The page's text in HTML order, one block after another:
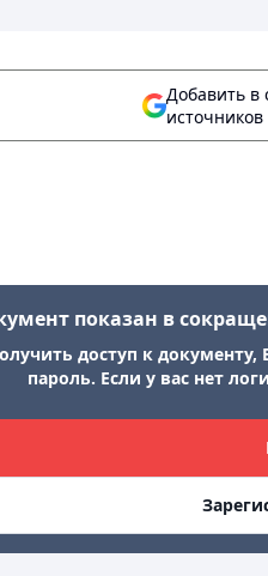
Добавить в
показан в
доступ к
пароль. Если у вас нет